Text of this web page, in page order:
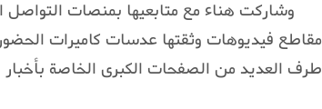
وشاركت هناء مع متابعيها بمنصات التواصل
مقاطع فيديوهات وثقتها عدسات كاميرات
طرف العديد من الصفحات الكبرى الخاصة بأخبار